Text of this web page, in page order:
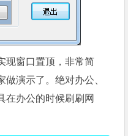
现窗口置顶，非常简
演示了。绝对办公、
在办公的时候刷刷网